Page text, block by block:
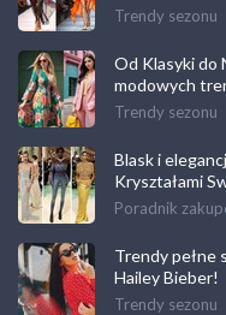
Trendy sezonu
Od Klasyki do
modowych
Trendy sezonu
Blask i
Kryształami
Poradnik
Trendy pełne
Hailey Bieber!
Trendy sezonu